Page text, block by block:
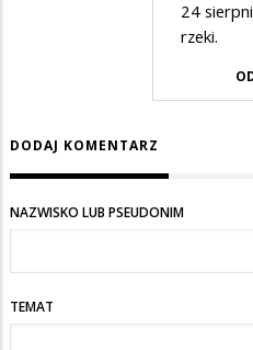
co
to
komu
24
rzeki.
DODAJ KOMENTARZ
NAZWISKO LUB PSEUDONIM
TEMAT